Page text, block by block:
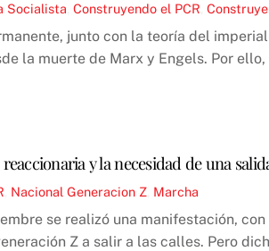
Socialista ,Construyendo el PCR ,
junto con la teoría del
la muerte de Marx y Engels. Por
y la necesidad de una
Nacional Generacion Z Marcha
se realizó una manifestación,
Z a salir a las calles. Pero